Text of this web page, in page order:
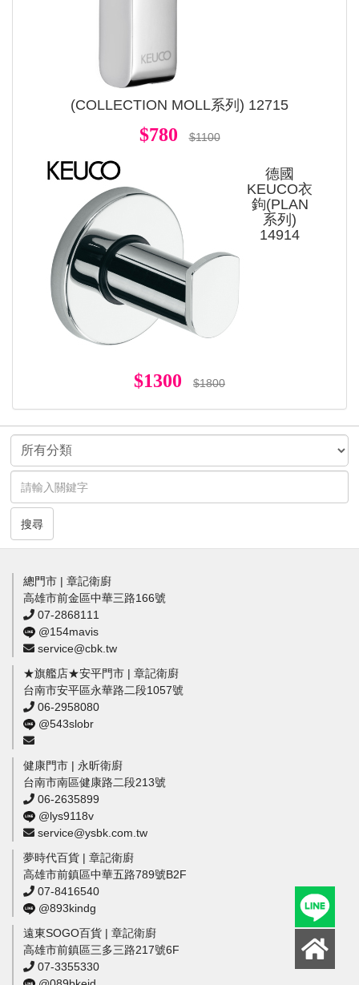
(COLLECTION MOLL系列) 12715
$780 $1100
德國
KEUCO衣
鉤(PLAN
系列)
14914
$1300 $1800
搜尋
總門市 | 章記衛廚
高雄市前金區中華三路166號
07-2868111
@154mavis
service@cbk.tw
★旗艦店★安平門市 | 章記衛廚
台南市安平區永華路二段1057號
06-2958080
@543slobr
健康門市 | 永昕衛廚
台南市南區健康路二段213號
06-2635899
@lys9118v
service@ysbk.com.tw
夢時代百貨 | 章記衛廚
高雄市前鎮區中華五路789號B2F
07-8416540
@893kindg
遠東SOGO百貨 | 章記衛廚
高雄市前鎮區三多三路217號6F
07-3355330